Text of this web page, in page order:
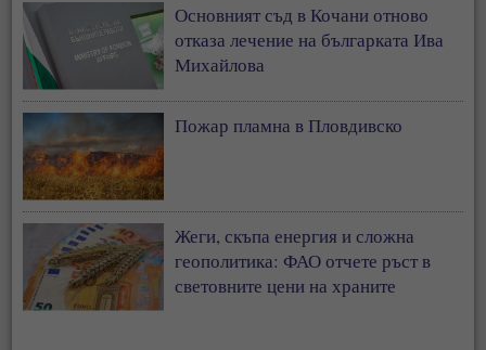
Основният съд в Кочани отново
отказа лечение на българката Ива
Михайлова
Пожар пламна в Пловдивско
Жеги, скъпа енергия и сложна
геополитика: ФАО отчете ръст в
световните цени на храните